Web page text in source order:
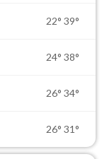
22° 39°
24° 38°
26° 34°
26° 31°